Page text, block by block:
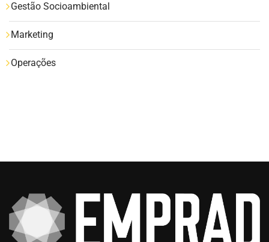
Gestão Socioambiental
Marketing
Operações